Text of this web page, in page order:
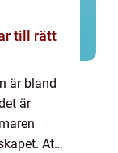
är bland
är
Att